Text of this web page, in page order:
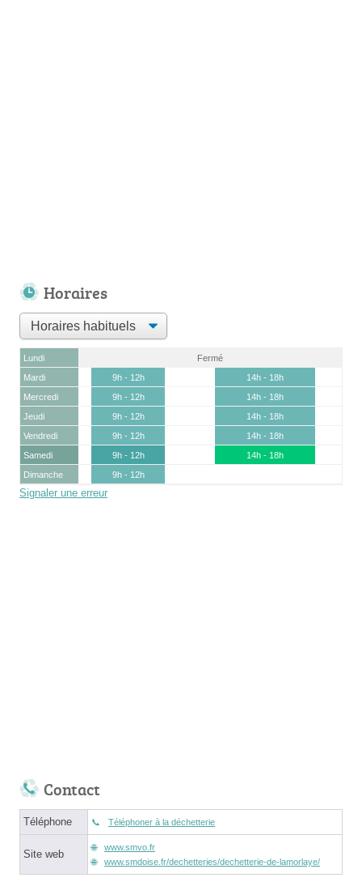
Horaires
Lundi
Fermé
Mardi
9h - 12h
14h - 18h
Mercredi
9h - 12h
14h - 18h
Jeudi
9h - 12h
14h - 18h
Vendredi
9h - 12h
14h - 18h
Samedi
9h - 12h
14h - 18h
Dimanche
9h - 12h
Signaler une erreur
Contact
Téléphone Téléphoner à la déchetterie
Site web
www.smvo.fr
www.smdoise.fr/dechetteries/dechetterie-de-lamorlaye/